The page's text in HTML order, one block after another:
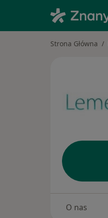
Strona Główna
O nas